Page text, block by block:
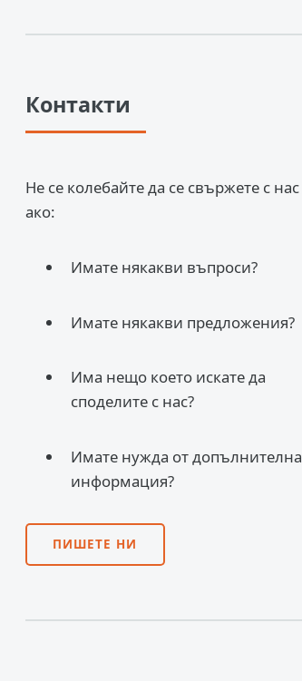
Контакти
Не се колебайте да се свържете с нас
ако:
Имате някакви въпроси?
Имате някакви предложения?
Има нещо което искате да
споделите с нас?
Имате нужда от допълнителна
информация?
ПИШЕТЕ НИ